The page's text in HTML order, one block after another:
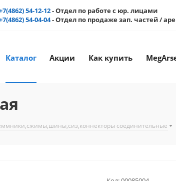
54-12-12- Отдел по работе с юр. лицами
54-04-04- Отдел по продаже зап. частей /
Каталог Акции Как купить
соединительные